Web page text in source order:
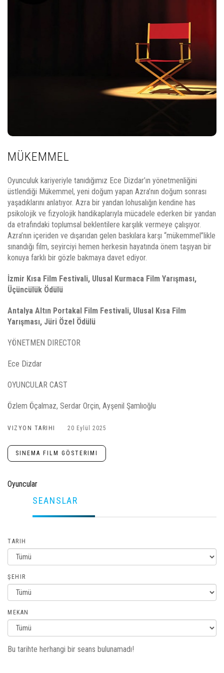
MÜKEMMEL
Oyunculuk kariyeriyle tanıdığımız Ece Dizdar’ın yönetmenliğini
üstlendiği Mükemmel, yeni doğum yapan Azra’nın doğum sonrası
yaşadıklarını anlatıyor. Azra bir yandan lohusalığın kendine has
psikolojik ve fizyolojik handikaplarıyla mücadele ederken bir yandan
da etrafındaki toplumsal beklentilere karşılık vermeye çalışıyor.
Azra’nın içeriden ve dışarıdan gelen baskılara karşı “mükemmel”likle
sınandığı film, seyirciyi hemen herkesin hayatında önem taşıyan bir
konuya farklı bir gözle bakmaya davet ediyor.
İzmir Kısa Film Festivali, Ulusal Kurmaca Film Yarışması,
Üçüncülük Ödülü
Antalya Altın Portakal Film Festivali, Ulusal Kısa Film
Yarışması, Jüri Özel Ödülü
YÖNETMEN DIRECTOR
Ece Dizdar
OYUNCULAR CAST
Özlem Öçalmaz, Serdar Orçin, Ayşenil Şamlıoğlu
VIZYON TARIHI 20 Eylül 2025
SINEMA FILM GÖSTERIMI
Oyuncular
SEANSLAR
TARIH
ŞEHIR
MEKAN
Bu tarihte herhangi bir seans bulunamadı!